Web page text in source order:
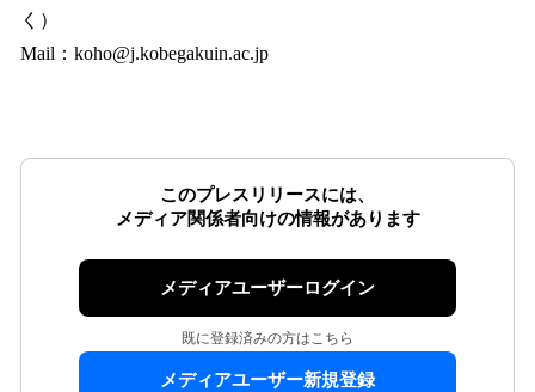
く）
Mail：koho@j.kobegakuin.ac.jp
このプレスリリースには、
メディア関係者向けの情報があります
メディアユーザーログイン
既に登録済みの方はこちら
メディアユーザー新規登録